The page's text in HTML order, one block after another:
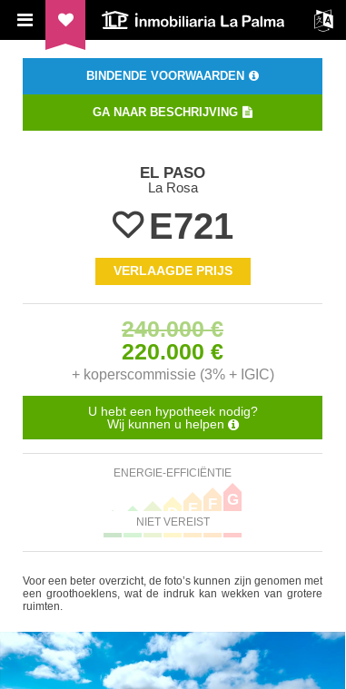
ILP Inmobiliaria La Palma
BINDENDE VOORWAARDEN
GA NAAR BESCHRIJVING
EL PASO
La Rosa
E721
VERLAAGDE PRIJS
240.000 €
220.000 €
+ koperscommissie (3% + IGIC)
U hebt een hypotheek nodig?
Wij kunnen u helpen
ENERGIE-EFFICIËNTIE
B C D E F G
NIET VEREIST
Voor een beter overzicht, de foto’s kunnen zijn genomen met
een groothoeklens, wat de indruk kan wekken van grotere
ruimten.